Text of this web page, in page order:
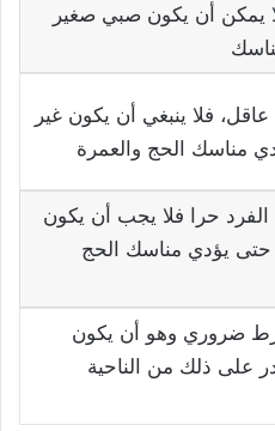
لا يمكن أن يكون صبي صغير
فلا ينبغي أن يكون غير
مناسك الحج والعمرة
الفرد حرا فلا يجب أن يكون
حتى يؤدي مناسك الحج
ضروري وهو أن يكون
على ذلك من الناحية